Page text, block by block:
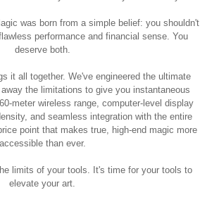
was born from a simple belief: you shouldn't
performance and financial sense. You
deserve both.
it all together. We've engineered the ultimate
the limitations to give you instantaneous
meter wireless range, computer-level display
and seamless integration with the entire
point that makes true, high-end magic more
accessible than ever.
limits of your tools. It's time for your tools to
elevate your art.